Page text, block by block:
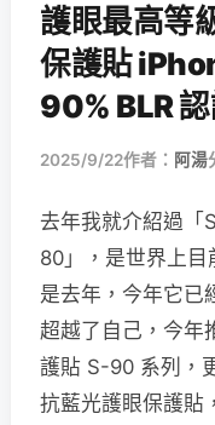
護眼最高等
保護貼
90% BLR 認
2025/9/22作者： 阿湯
去年我就介紹過「
80」，是世界上
是去年，今年它已
超越了自己，今年
護貼 S-90 系列，
抗藍光護眼保護貼